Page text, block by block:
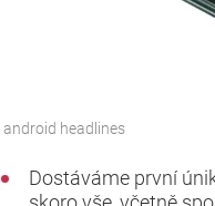
android headlines
Dostáváme první